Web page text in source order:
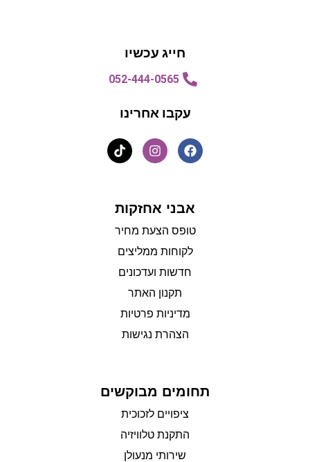
חייג עכשיו
052-444-0565
עקבו אחרינו
אבני אחזקות
טופס הצעת מחיר
לקוחות ממליצים
חדשות ועדכונים
תקנון האתר
מדיניות פרטיות
הצהרת נגישות
תחומים מבוקשים
ציפויים לזכוכית
התקנת טלוויזיה
שירותי מנעולן